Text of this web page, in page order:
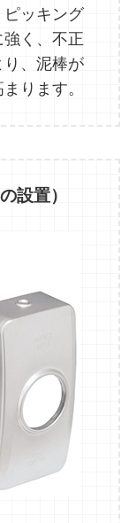
ッキング
く、不正
り、泥棒が
ります。
設置）